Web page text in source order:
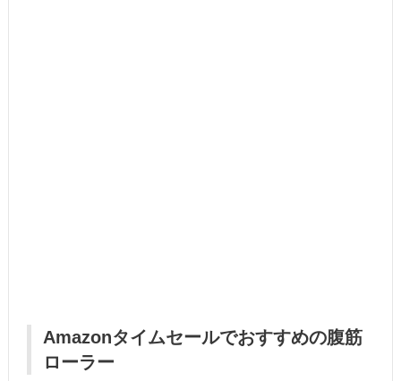
Amazonタイムセールでおすすめの腹筋
ローラー